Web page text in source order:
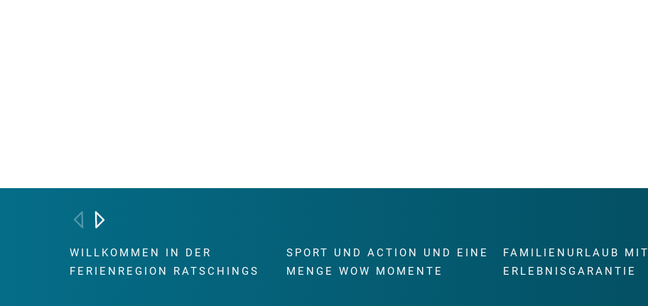
WILLKOMMEN IN DER
FERIENREGION RATSCHINGS
SPORT UND ACTION UND EINE
MENGE WOW MOMENTE
FAMILIENURLAUB MIT
ERLEBNISGARANTIE